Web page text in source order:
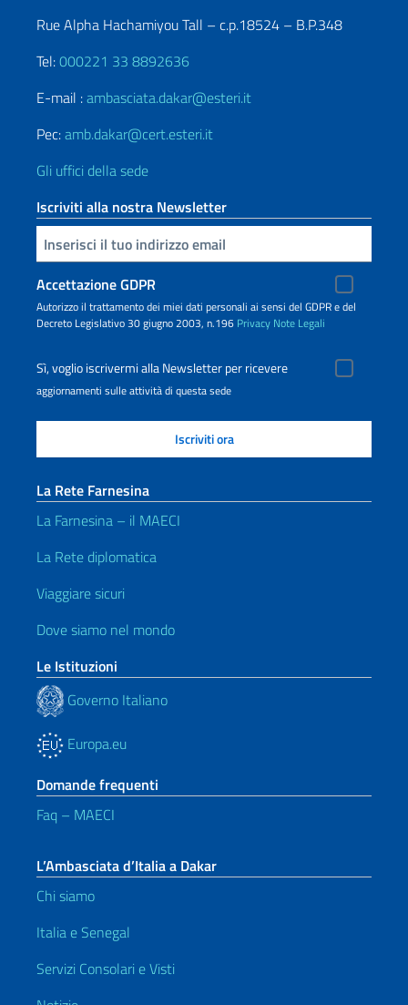
Rue Alpha Hachamiyou Tall – c.p.18524 – B.P.348
Tel:000221 33 8892636
E-mail :ambasciata.dakar@esteri.it
Pec:amb.dakar@cert.esteri.it
Gli uffici della sede
Iscriviti alla nostra Newsletter
Inserisci la tua email
Accettazione GDPR
Autorizzo il trattamento dei miei dati personali ai sensi del GDPR e del
Decreto Legislativo 30 giugno 2003, n.196 Privacy Note Legali
Sì, voglio iscrivermi alla Newsletter per ricevere
aggiornamenti sulle attività di questa sede
La Rete Farnesina
La Farnesina – il MAECI
La Rete diplomatica
Viaggiare sicuri
Dove siamo nel mondo
Le Istituzioni
Governo Italiano
Europa.eu
Domande frequenti
Faq – MAECI
L’Ambasciata d’Italia a Dakar
Chi siamo
Italia e Senegal
Servizi Consolari e Visti